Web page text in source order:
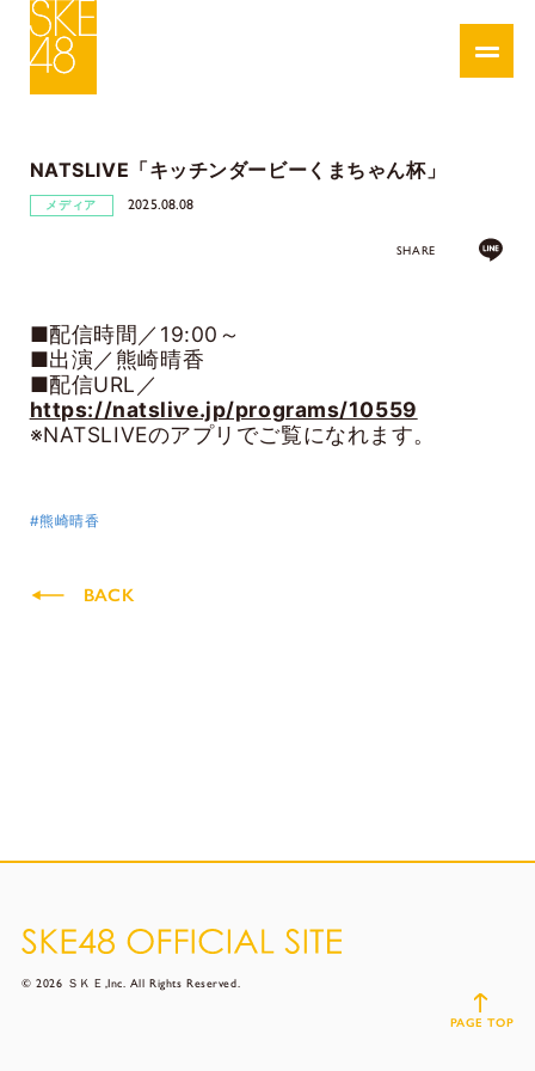
NATSLIVE「キッチンダービーくまちゃん杯」
メディア 2025.08.08
SHARE
■配信時間／19:00～
■出演／熊崎晴香
■配信URL／
https://natslive.jp/programs/10559
※NATSLIVEのアプリでご覧になれます。
#熊崎晴香
BACK
© 2026 ＳＫＥ,Inc. All Rights Reserved.
PAGE TOP